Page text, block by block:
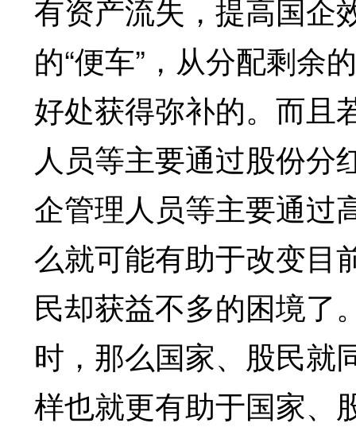
有资产流失，提高国企
的“便车”，从分配剩余
好处获得弥补的。而且
人员等主要通过股份分
企管理人员等主要通过
么就可能有助于改变目
民却获益不多的困境了
时，那么国家、股民就
样也就更有助于国家、